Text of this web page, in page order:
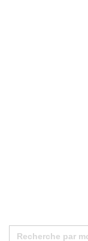
Search
for: